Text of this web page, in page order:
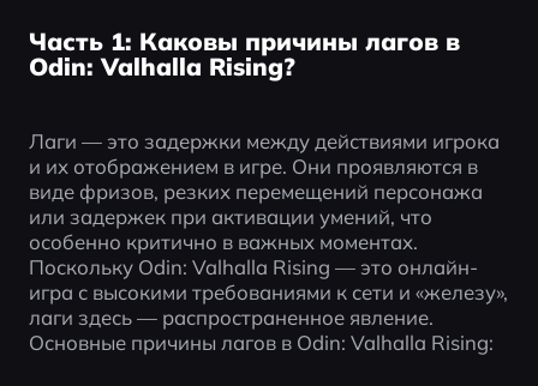
Часть 1: Каковы причины лагов в
Odin: Valhalla Rising?
Лаги — это задержки между действиями игрока
и их отображением в игре. Они проявляются в
виде фризов, резких перемещений персонажа
или задержек при активации умений, что
особенно критично в важных моментах.
Поскольку Odin: Valhalla Rising — это онлайн-
игра с высокими требованиями к сети и «железу»,
лаги здесь — распространенное явление.
Основные причины лагов в Odin: Valhalla Rising: